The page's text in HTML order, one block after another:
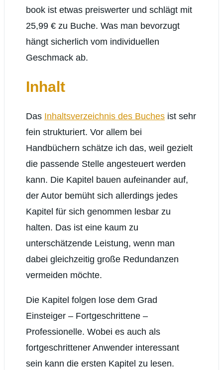
book ist etwas preiswerter und schlägt mit
25,99 € zu Buche. Was man bevorzugt
hängt sicherlich vom individuellen
Geschmack ab.
Inhalt
Das Inhaltsverzeichnis des Buches ist sehr
fein strukturiert. Vor allem bei
Handbüchern schätze ich das, weil gezielt
die passende Stelle angesteuert werden
kann. Die Kapitel bauen aufeinander auf,
der Autor bemüht sich allerdings jedes
Kapitel für sich genommen lesbar zu
halten. Das ist eine kaum zu
unterschätzende Leistung, wenn man
dabei gleichzeitig große Redundanzen
vermeiden möchte.
Die Kapitel folgen lose dem Grad
Einsteiger – Fortgeschrittene –
Professionelle. Wobei es auch als
fortgeschrittener Anwender interessant
sein kann die ersten Kapitel zu lesen.